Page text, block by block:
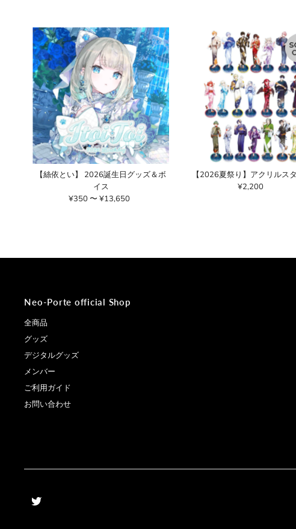
【絲依とい】 2026誕生日グッズ＆ボ
イス
通
¥350 〜 ¥13,650
【2026夏祭り】アクリルス
通
¥2,200
Neo-Porte official Shop
全商品
グッズ
デジタルグッズ
メンバー
ご利用ガイド
お問い合わせ